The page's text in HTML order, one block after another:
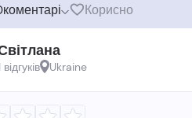
коментарі Корисно
відгукiв Ukraine